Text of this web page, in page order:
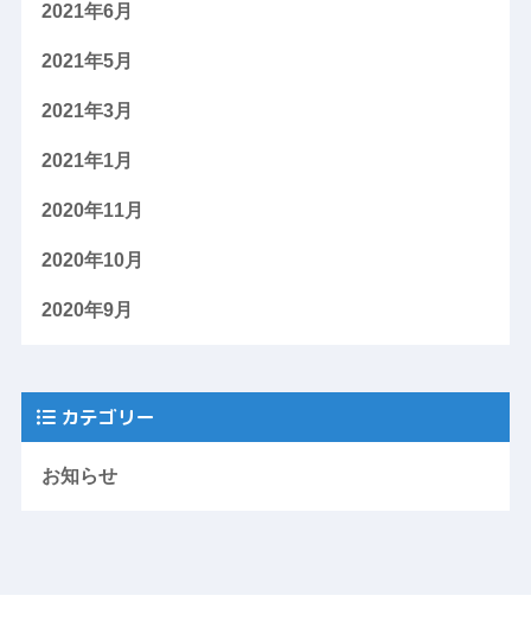
2021年6月
2021年5月
2021年3月
2021年1月
2020年11月
2020年10月
2020年9月
カテゴリー
お知らせ